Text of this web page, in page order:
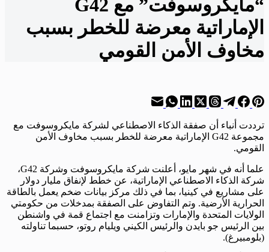
“مايكروسوفت” مع G42
الإماراتية معرضة للخطر بسبب
مخاوف الأمن القومي
ترددت أنباء أن صفقة الذكاء الاصطناعي لشركة مايكروسوفت مع
مجموعة G42 الإماراتية معرضة للخطر بسبب مخاوف الأمن
القومي.
علما أنه في شهر مايو، أعلنت شركة مايكروسوفت وشركة G42،
شركة الذكاء الاصطناعي الإماراتية، عن خطط لإنفاق مليار دولار
على مشاريع في كينيا، بما في ذلك مركز بيانات ضخم يعمل بالطاقة
الحرارية الأرضية. وتم التفاوض على الصفقة بمدخلات من حكومتي
الولايات المتحدة والإمارات وتزامنت مع اجتماع قمة في واشنطن
بين الرئيس جو بايدن والرئيس الكيني ويليام روتو، حسبما تناولته
(بلومبيرغ).